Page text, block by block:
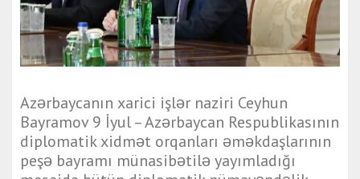
Azərbaycanın xarici işlər naziri Ceyhun
Bayramov 9 İyul – Azərbaycan Respublikasının
diplomatik xidmət orqanları əməkdaşlarının
peşə bayramı münasibətilə yayımladığı